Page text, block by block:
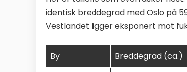
identisk breddegrad med Oslo på
Vestlandet ligger eksponert mot
By Breddegrad (ca.)